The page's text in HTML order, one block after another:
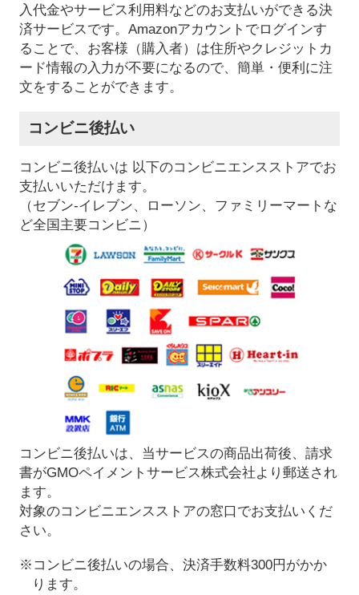
入代金やサービス利用料などのお支払いができる決
済サービスです。Amazonアカウントでログインす
ることで、お客様（購入者）は住所やクレジットカ
ード情報の入力が不要になるので、簡単・便利に注
文をすることができます。
コンビニ後払い
コンビニ後払いは 以下のコンビニエンスストアでお
支払いいただけます。
（セブン-イレブン、ローソン、ファミリーマートな
ど全国主要コンビニ）
コンビニ後払いは、当サービスの商品出荷後、請求
書がGMOペイメントサービス株式会社より郵送され
ます。
対象のコンビニエンスストアの窓口でお支払いくだ
さい。
※コンビニ後払いの場合、決済手数料300円がかか
ります。